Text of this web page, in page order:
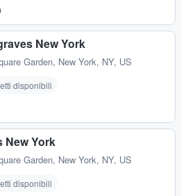
New York
Garden, New York, NY, US
disponibili
New York
Garden, New York, NY, US
disponibili